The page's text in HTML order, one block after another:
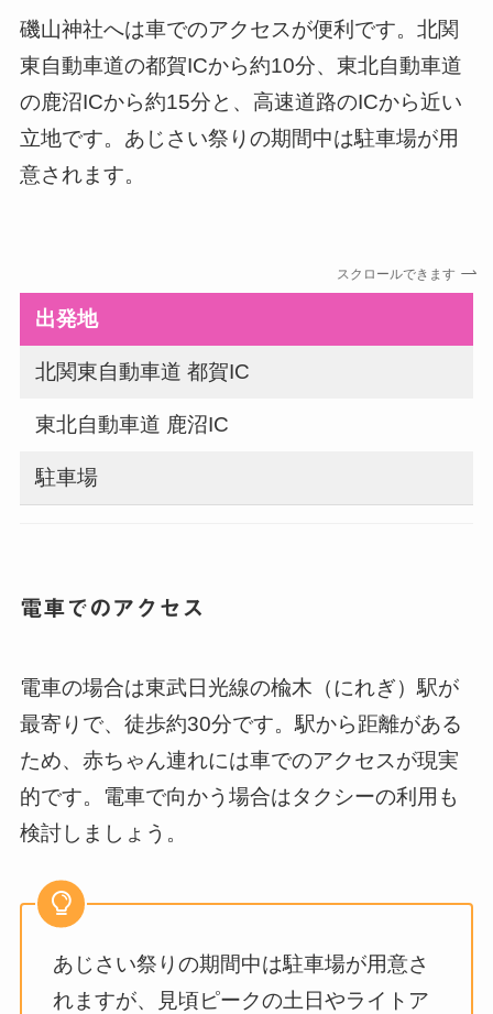
磯山神社へは車でのアクセスが便利です。北関
東自動車道の都賀ICから約10分、東北自動車道
の鹿沼ICから約15分と、高速道路のICから近い
立地です。あじさい祭りの期間中は駐車場が用
意されます。
スクロールできます
出発地
北関東自動車道 都賀IC
東北自動車道 鹿沼IC
駐車場
電車でのアクセス
電車の場合は東武日光線の楡木（にれぎ）駅が
最寄りで、徒歩約30分です。駅から距離がある
ため、赤ちゃん連れには車でのアクセスが現実
的です。電車で向かう場合はタクシーの利用も
検討しましょう。
あじさい祭りの期間中は駐車場が用意さ
れますが、見頃ピークの土日やライトア